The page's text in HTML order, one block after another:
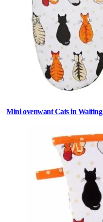
Mini ovenwant Cats in Waiting